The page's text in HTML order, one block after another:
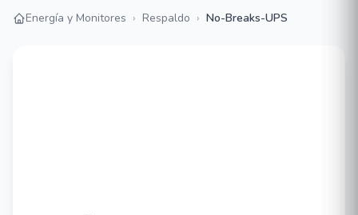
Energía y Monitores › Respaldo › No-Breaks-UPS